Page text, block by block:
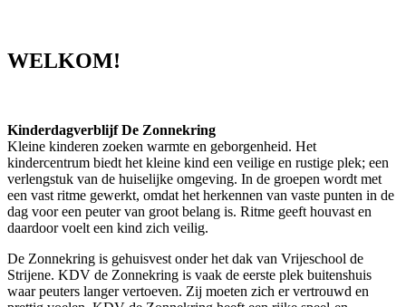
WELKOM!
Kinderdagverblijf De Zonnekring
Kleine kinderen zoeken warmte en geborgenheid. Het
kindercentrum biedt het kleine kind een veilige en rustige plek; een
verlengstuk van de huiselijke omgeving. In de groepen wordt met
een vast ritme gewerkt, omdat het herkennen van vaste punten in de
dag voor een peuter van groot belang is. Ritme geeft houvast en
daardoor voelt een kind zich veilig.
De Zonnekring is gehuisvest onder het dak van Vrijeschool de
Strijene. KDV de Zonnekring is vaak de eerste plek buitenshuis
waar peuters langer vertoeven. Zij moeten zich er vertrouwd en